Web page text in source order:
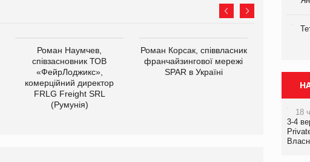
Роман Наумчев,
співзасновник ТОВ
«ФейрЛоджикс»,
комерційний директор
FRLG Freight SRL
(Румунія)
Роман Корсак, співвласник
франчайзингової мережі
SPAR в Україні
18
3-4